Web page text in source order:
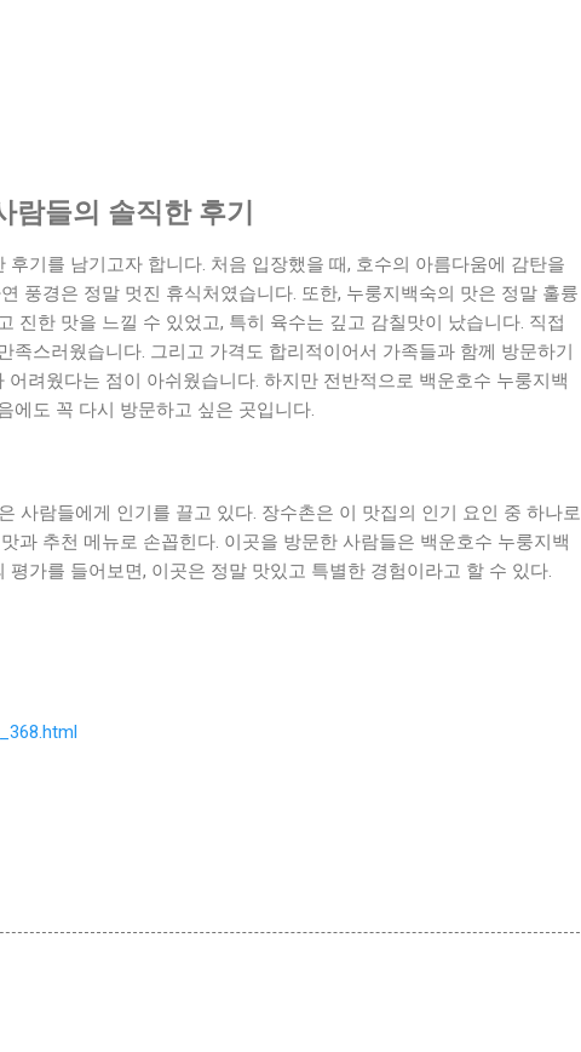
들의 솔직한 후기
기를 남기고자 합니다. 처음 입장했을 때, 호수의 아름다움에 감탄을
풍경은 정말 멋진 휴식처였습니다. 또한, 누룽지백숙의 맛은 정말 훌륭
진한 맛을 느낄 수 있었고, 특히 육수는 깊고 감칠맛이 났습니다. 직접
족스러웠습니다. 그리고 가격도 합리적이어서 가족들과 함께 방문하기
려웠다는 점이 아쉬웠습니다. 하지만 전반적으로 백운호수 누룽지백
에도 꼭 다시 방문하고 싶은 곳입니다.
사람들에게 인기를 끌고 있다. 장수촌은 이 맛집의 인기 요인 중 하나로
과 추천 메뉴로 손꼽힌다. 이곳을 방문한 사람들은 백운호수 누룽지백
가를 들어보면, 이곳은 정말 맛있고 특별한 경험이라고 할 수 있다.